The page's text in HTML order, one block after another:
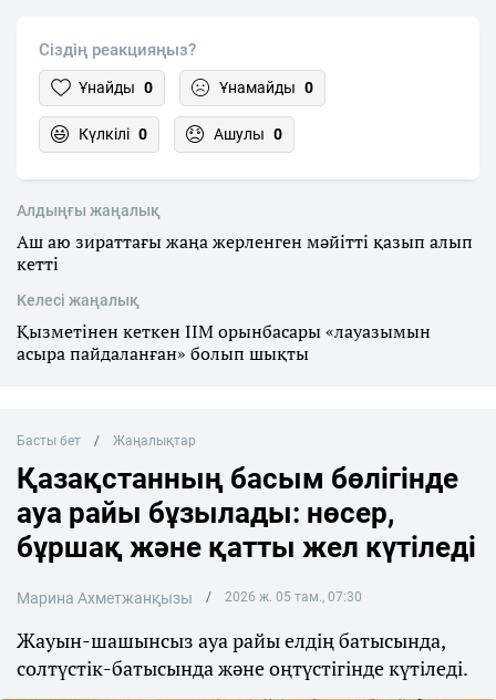
Сіздің реакцияңыз?
Ұнайды 0 Ұнамайды 0
Күлкілі 0 Ашулы 0
Алдыңғы жаңалық
Аш аю зираттағы жаңа жерленген мәйітті қазып алып
кетті
Келесі жаңалық
Қызметінен кеткен ІІМ орынбасары «лауазымын
асыра пайдаланған» болып шықты
Басты бет Жаңалықтар
Қазақстанның басым бөлігінде
ауа райы бұзылады: нөсер,
бұршақ және қатты жел күтіледі
Марина Ахметжанқызы 2026 ж. 05 там., 07:30
Жауын-шашынсыз ауа райы елдің батысында,
солтүстік-батысында және оңтүстігінде күтіледі.